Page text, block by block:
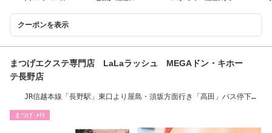
クーポンを表示
まつげエクステ専門店 LaLaラッシュ MEGAドン・キホー
テ長野店
JR信越本線「長野駅」東口より屋島・須坂方面行き「高田」バス停下
まつげ･ﾒｲｸ